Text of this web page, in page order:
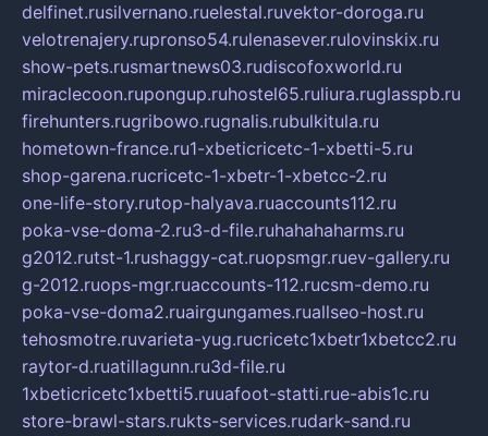
delfinet.rusilvernano.ruelestal.ruvektor-doroga.ru
velotrenajery.rupronso54.rulenasever.rulovinskix.ru
show-pets.rusmartnews03.rudiscofoxworld.ru
miraclecoon.rupongup.ruhostel65.ruliura.ruglasspb.ru
firehunters.rugribowo.rugnalis.rubulkitula.ru
hometown-france.ru1-xbeticricetc-1-xbetti-5.ru
shop-garena.rucricetc-1-xbetr-1-xbetcc-2.ru
one-life-story.rutop-halyava.ruaccounts112.ru
poka-vse-doma-2.ru3-d-file.ruhahahaharms.ru
g2012.rutst-1.rushaggy-cat.ruopsmgr.ruev-gallery.ru
g-2012.ruops-mgr.ruaccounts-112.rucsm-demo.ru
poka-vse-doma2.ruairgungames.ruallseo-host.ru
tehosmotre.ruvarieta-yug.rucricetc1xbetr1xbetcc2.ru
raytor-d.ruatillagunn.ru3d-file.ru
1xbeticricetc1xbetti5.ruuafoot-statti.rue-abis1c.ru
store-brawl-stars.rukts-services.rudark-sand.ru